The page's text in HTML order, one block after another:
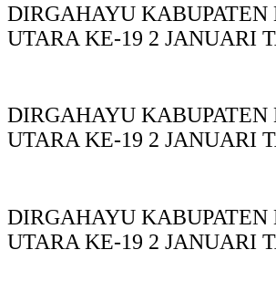
DIRGAHAYU KABUPATEN
UTARA KE-19 2 JANUARI
DIRGAHAYU KABUPATEN
UTARA KE-19 2 JANUARI
DIRGAHAYU KABUPATEN
UTARA KE-19 2 JANUARI